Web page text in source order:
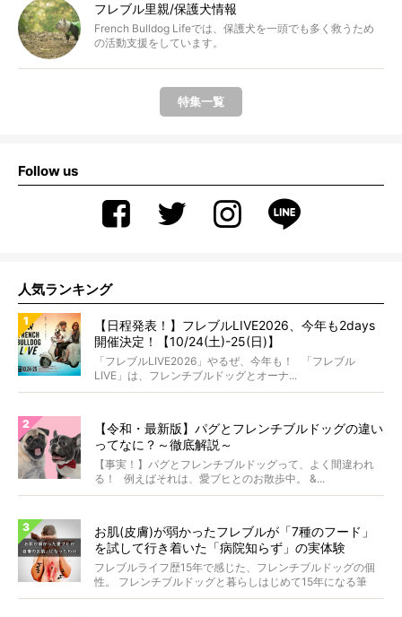
フレブル里親/保護犬情報
French Bulldog Lifeでは、保護犬を一頭でも多く救うため
の活動支援をしています。
特集一覧
Follow us
人気ランキング
【日程発表！】フレブルLIVE2026、今年も2days
開催決定！【10/24(土)-25(日)】
「フレブルLIVE2026」やるぜ、今年も！ 「フレブル
LIVE」は、フレンチブルドッグとオーナ...
【令和・最新版】パグとフレンチブルドッグの違い
ってなに？～徹底解説～
【事実！】パグとフレンチブルドッグって、よく間違われ
る！ 例えばそれは、愛ブヒとのお散歩中。 &...
お肌(皮膚)が弱かったフレブルが「7種のフード」
を試して行き着いた「病院知らず」の実体験
フレブルライフ歴15年で感じた、フレンチブルドッグの個
性。 フレンチブルドッグと暮らしはじめて15年になる筆
者...